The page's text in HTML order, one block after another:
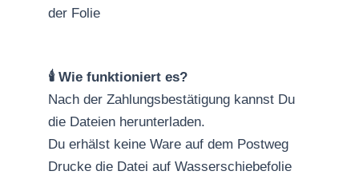
der Folie
🕯️ Wie funktioniert es?
Nach der Zahlungsbestätigung kannst Du
die Dateien herunterladen.
Du erhälst keine Ware auf dem Postweg
Drucke die Datei auf Wasserschiebefolie